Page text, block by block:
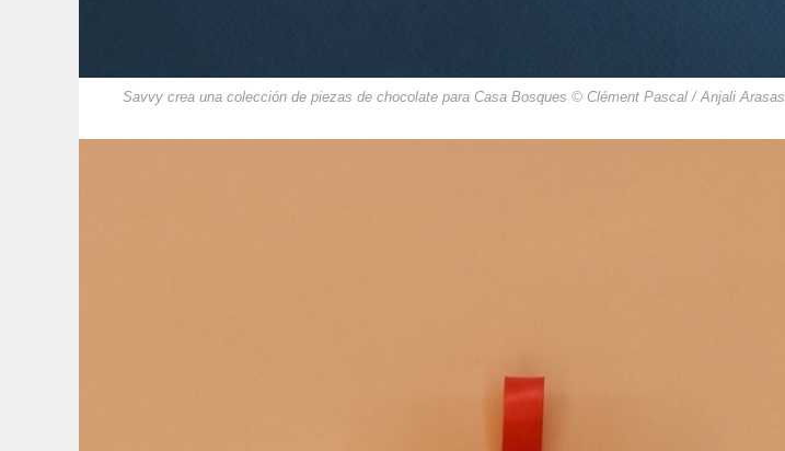
Savvy crea una colección de piezas de chocolate para Casa Bosques © Clément Pascal / Anjali Arasas